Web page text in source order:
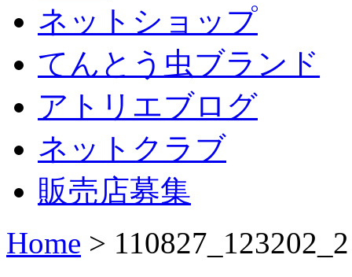
ネットショップ
てんとう虫ブランド
アトリエブログ
ネットクラブ
販売店募集
Home > 110827_123202_2